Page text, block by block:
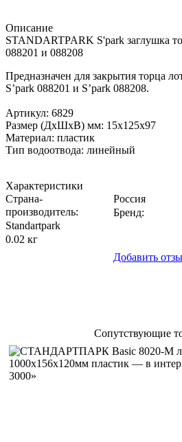
Описание
STANDARTPARK S'park заглушка
088201 и 088208
Предназначен для закрытия торца
S’park 088201 и S’park 088208.
Артикул: 6829
Размер (ДхШхВ) мм: 15х125х97
Материал: пластик
Тип водоотвода: линейный
Характеристики
Страна-
производитель:
Россия
Бренд:
Standartpark
0.02 кг
Добавить
Сопутствующие